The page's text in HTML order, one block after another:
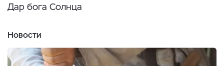
Дар бога Солнца
Новости